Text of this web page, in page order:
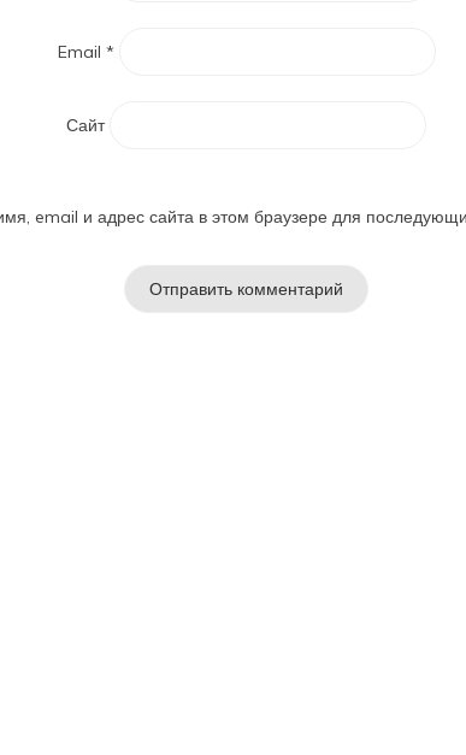
Email *
Сайт
email и адрес сайта в этом браузере для